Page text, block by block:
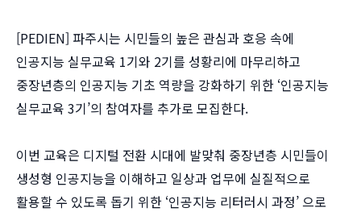
[PEDIEN] 파주시는 시민들의 높은 관심과 호응 속에
인공지능 실무교육 1기와 2기를 성황리에 마무리하고
중장년층의 인공지능 기초 역량을 강화하기 위한 ‘인공지능
실무교육 3기’의 참여자를 추가로 모집한다.
이번 교육은 디지털 전환 시대에 발맞춰 중장년층 시민들이
생성형 인공지능을 이해하고 일상과 업무에 실질적으로
활용할 수 있도록 돕기 위한 ‘인공지능 리터러시 과정’ 으로